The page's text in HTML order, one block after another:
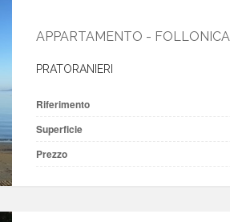
APPARTAMENTO - FOLLONICA
PRATORANIERI
Riferimento
Superficie
Prezzo